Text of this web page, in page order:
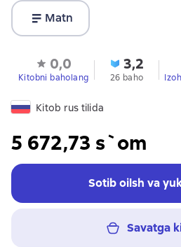
Matn
0,0
Kitobni baholang
3,2
26 baho
Kitob rus tilida
5 672,73 s`om
Sotib oilsh va
Savatga